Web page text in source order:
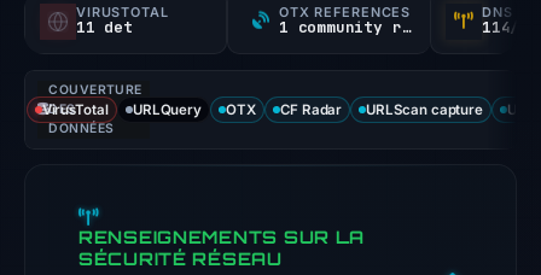
signals:
11
of
flagged
VIRUSTOTAL
11 det
OTX REFERENCES
1 community ref
DNS
114/
COUVERTURE
DES
DONNÉES
VirusTotal URLQuery OTX CF Radar URLScan capture
RENSEIGNEMENTS SUR LA
SÉCURITÉ RÉSEAU